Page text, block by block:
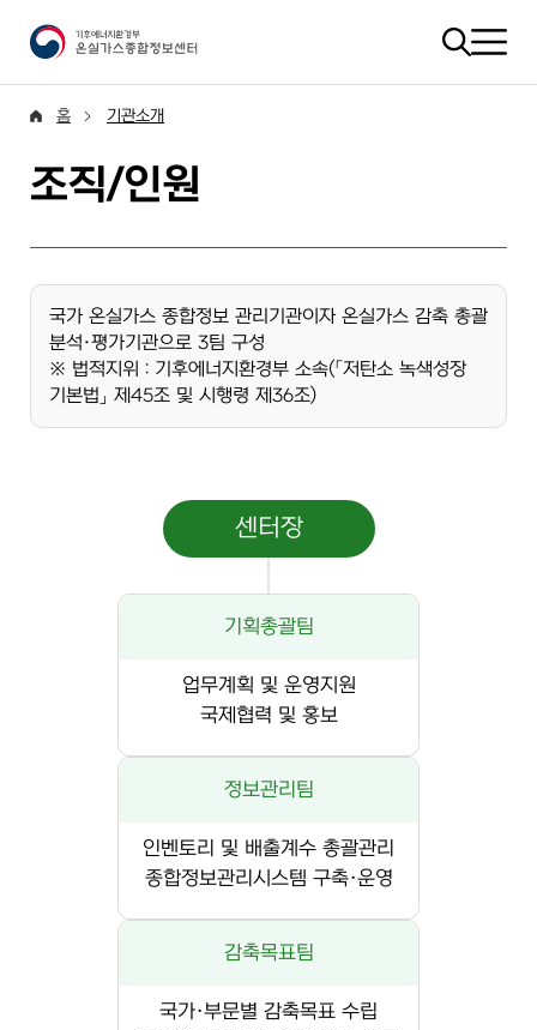
홈 기관소개
조직/인원
국가 온실가스 종합정보 관리기관이자 온실가스 감축 총괄
분석·평가기관으로 3팀 구성
※ 법적지위 : 기후에너지환경부 소속(「저탄소 녹색성장
기본법」 제45조 및 시행령 제36조)
센터장
기획총괄팀
업무계획 및 운영지원
국제협력 및 홍보
정보관리팀
인벤토리 및 배출계수 총괄관리
종합정보관리시스템 구축·운영
감축목표팀
국가·부문별 감축목표 수립